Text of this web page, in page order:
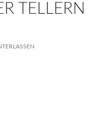
TELLERN